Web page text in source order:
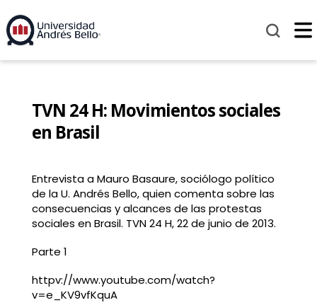
TVN 24 H: Movimientos sociales
en Brasil
Entrevista a Mauro Basaure, sociólogo político
de la U. Andrés Bello, quien comenta sobre las
consecuencias y alcances de las protestas
sociales en Brasil. TVN 24 H, 22 de junio de 2013.
Parte 1
httpv://www.youtube.com/watch?
v=e_KV9vfKquA